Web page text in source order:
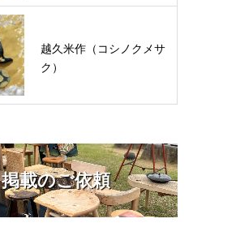
越久米作（コシノクメサ
ク）
掲載のご依頼